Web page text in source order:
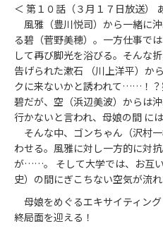
＜ 第１０話（３月１７日放送）
風雅（豊川悦司）から一緒に
る碧（菅野美穂）。一方仕事で
して再び脚光を浴びる。そんな
告げられた漱石 （川上洋平）か
クに来ないかと誘われて……！？
碧だが、空（浜辺美波）からは
行かないと言われ、母娘の間 に
そんな中、ゴンちゃん（沢村
わせる。風雅に対し一方的に対
が……。 そして大学では、お互
史）の間にぎこちない空気が流れ
母娘をめぐるエキサイティン
終局面を迎える！